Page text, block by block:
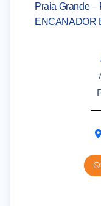
Praia Grande –
ENCANADOR